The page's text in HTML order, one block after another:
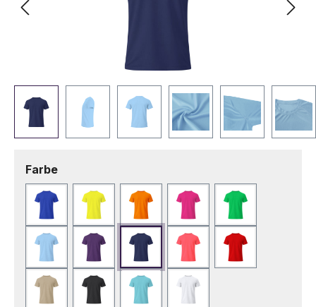
Farbeauswählen
Blau Fluor GelbFluor OrangeFuchsie Grün
Hellblau Lila MarineblauNeonrosa Rot
Sand Schwarz Türkis Weiß